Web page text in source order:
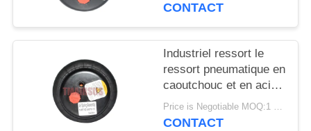
CONTACT
Industriel ressort le
ressort pneumatique en
caoutchouc et en acier
de 2E6*6 2S70-13
Price is Negotiable MOQ:1 PC
CONTACT